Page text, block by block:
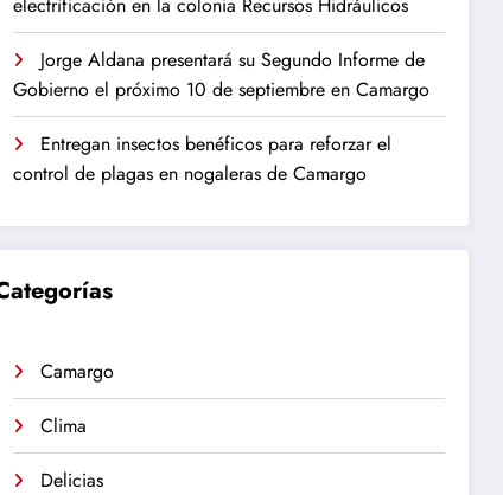
Jorge Aldana presentará su Segundo Informe de
Gobierno el próximo 10 de septiembre en Camargo
Entregan insectos benéficos para reforzar el
control de plagas en nogaleras de Camargo
Camargo
Clima
Delicias